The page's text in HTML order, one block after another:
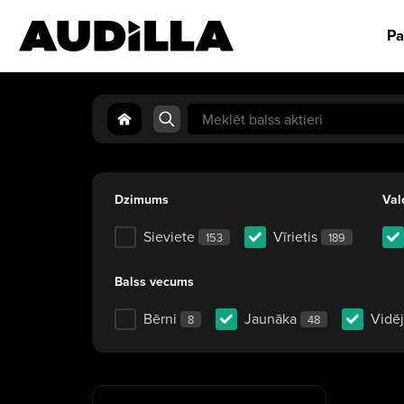
Search
for:
Dzimums
Sieviete 153 Vīrietis 189
Balss vecums
Bērni 8 Jaunāka 48